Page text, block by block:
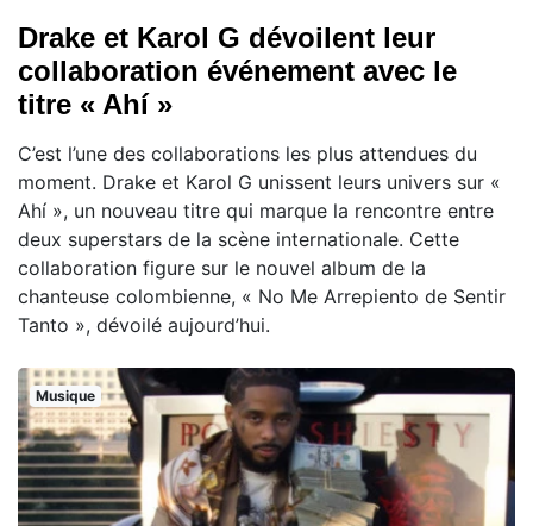
Drake et Karol G dévoilent leur
collaboration événement avec le
titre « Ahí »
C’est l’une des collaborations les plus attendues du
moment. Drake et Karol G unissent leurs univers sur «
Ahí », un nouveau titre qui marque la rencontre entre
deux superstars de la scène internationale. Cette
collaboration figure sur le nouvel album de la
chanteuse colombienne, « No Me Arrepiento de Sentir
Tanto », dévoilé aujourd’hui.
Musique